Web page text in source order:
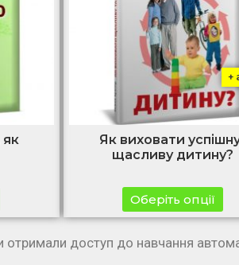
як
+
Як виховати успішну
щасливу дитину?
Оберіть опції
доступ до навчання